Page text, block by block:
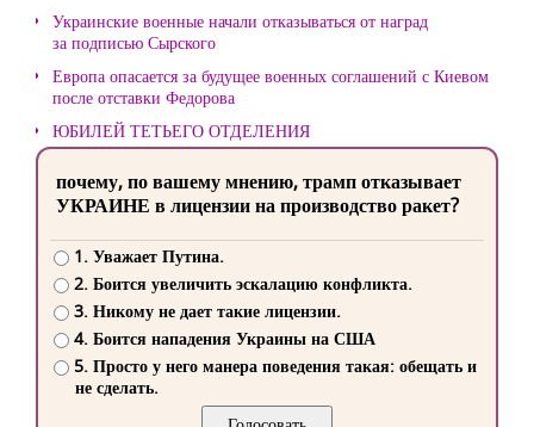
Украинские военные начали отказываться от наград
за подписью Сырского
Европа опасается за будущее военных соглашений с Киевом
после отставки Федорова
ЮБИЛЕЙ ТЕТЬЕГО ОТДЕЛЕНИЯ
почему, по вашему мнению, трамп отказывает
УКРАИНЕ в лицензии на производство ракет?
1. Уважает Путина.
2. Боится увеличить эскалацию конфликта.
3. Никому не дает такие лицензии.
4. Боится нападения Украины на США
5. Просто у него манера поведения такая: обещать и
не сделать.